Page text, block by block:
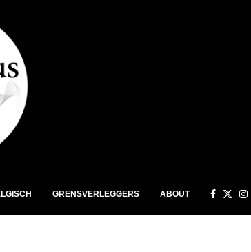
GRENSVERLEGGERS ABOUT